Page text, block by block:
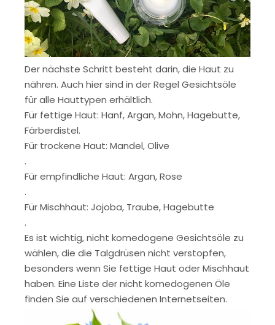
Der nächste Schritt besteht darin, die Haut zu
nähren. Auch hier sind in der Regel Gesichtsöle
für alle Hauttypen erhältlich.
Für fettige Haut: Hanf, Argan, Mohn, Hagebutte,
Färberdistel.
Für trockene Haut: Mandel, Olive
.
Für empfindliche Haut: Argan, Rose
.
Für Mischhaut: Jojoba, Traube, Hagebutte
.
Es ist wichtig, nicht komedogene Gesichtsöle zu
wählen, die die Talgdrüsen nicht verstopfen,
besonders wenn Sie fettige Haut oder Mischhaut
haben. Eine Liste der nicht komedogenen Öle
finden Sie auf verschiedenen Internetseiten.